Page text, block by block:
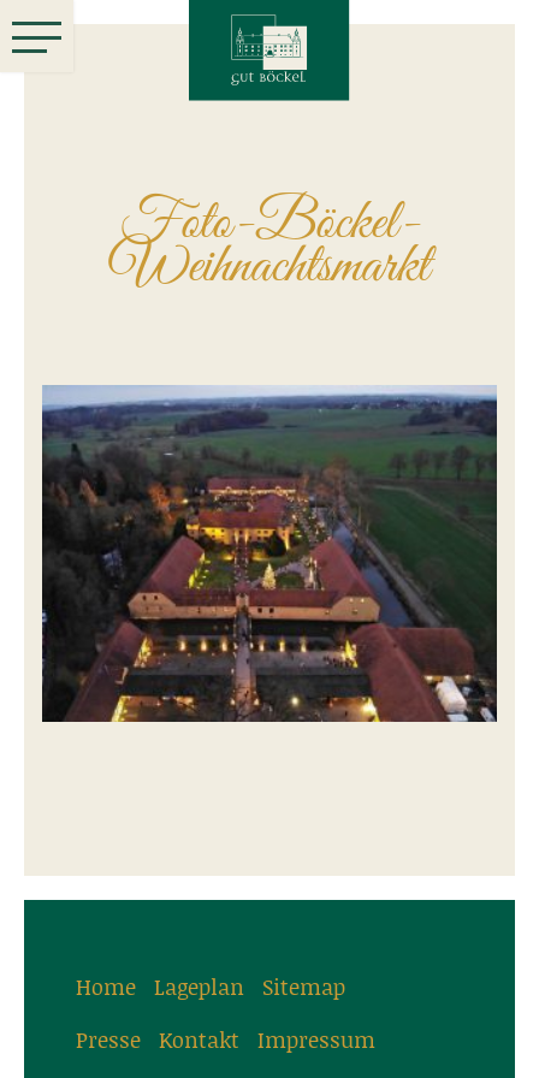
Foto-Böckel-
Weihnachtsmarkt
Home Lageplan
Sitemap
Presse Kontakt
Impressum